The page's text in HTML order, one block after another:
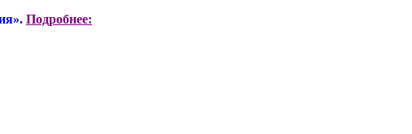
Подробнее: